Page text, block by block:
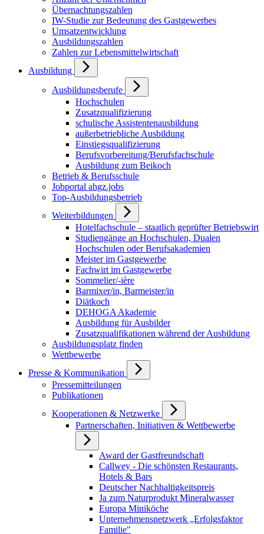
Übernachtungszahlen
IW-Studie zur Bedeutung des Gastgewerbes
Umsatzentwicklung
Ausbildungszahlen
Zahlen zur Lebensmittelwirtschaft
Ausbildung
Ausbildungsberufe
Hochschulen
Zusatzqualifizierung
schulische Assistentenausbildung
außerbetriebliche Ausbildung
Einstiegsqualifizierung
Berufsvorbereitung/Berufsfachschule
Ausbildung zum Beikoch
Betrieb & Berufsschule
Jobportal ahgz.jobs
Top-Ausbildungsbetrieb
Weiterbildungen
Hotelfachschule – staatlich geprüfter Betriebswirt
Studiengänge an Hochschulen, Dualen
Hochschulen oder Berufsakademien
Meister im Gastgewerbe
Fachwirt im Gastgewerbe
Sommelier/-ière
Barmixer/in, Barmeister/in
Diätkoch
DEHOGA Akademie
Ausbildung für Ausbilder
Zusatzqualifikationen während der Ausbildung
Ausbildungsplatz finden
Wettbewerbe
Presse & Kommunikation
Pressemitteilungen
Publikationen
Kooperationen & Netzwerke
Partnerschaften, Initiativen & Wettbewerbe
Award der Gastfreundschaft
Callwey - Die schönsten Restaurants,
Hotels & Bars
Deutscher Nachhaltigkeitspreis
Ja zum Naturprodukt Mineralwasser
Europa Miniköche
Unternehmensnetzwerk „Erfolgsfaktor
Familie"